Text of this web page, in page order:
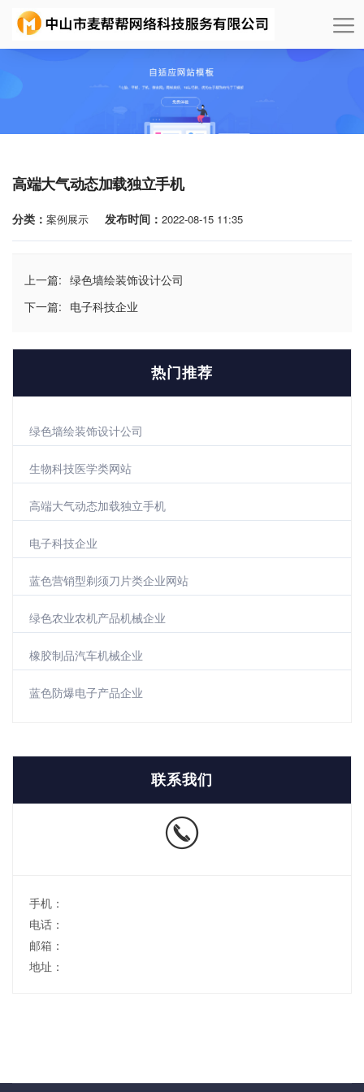
高端大气动态加载独立手机
分类： 案例展示 发布时间： 2022-08-15 11:35
上一篇: 绿色墙绘装饰设计公司
下一篇: 电子科技企业
热门推荐
绿色墙绘装饰设计公司
生物科技医学类网站
高端大气动态加载独立手机
电子科技企业
蓝色营销型剃须刀片类企业网站
绿色农业农机产品机械企业
橡胶制品汽车机械企业
蓝色防爆电子产品企业
联系我们
手机：
电话：
邮箱：
地址：